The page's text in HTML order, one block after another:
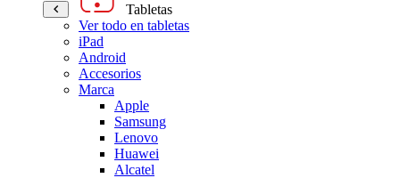
Tabletas
Ver todo en tabletas
iPad
Android
Accesorios
Marca
Apple
Samsung
Lenovo
Huawei
Alcatel